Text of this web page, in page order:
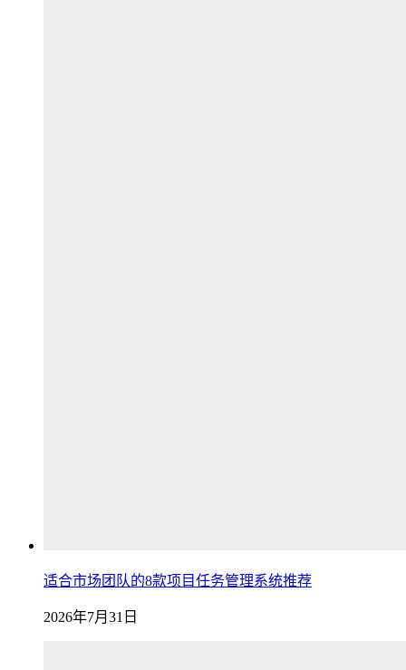
适合市场团队的8款项目任务管理系统推荐
2026年7月31日